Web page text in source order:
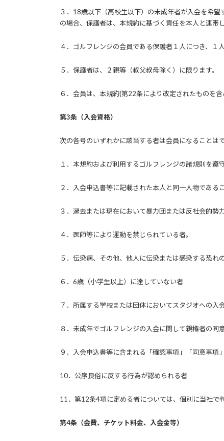
３．18歳以下（高校生以下）の未成年者が入会を希
の場合、保護者は、本規約に基づく責任を本人と連帯
４．ゴルフレンジの会員である保護者１人につき、１
５．保護者は、２親等（叔父叔母除く）に限ります。
６．会員は、本規約(第22条により改定されたものを
第3条（入会資格）
次の各号のいずれかに該当する者は会員になることは
１．本規約および利用するゴルフレンジの諸規則を遵
２．入会申込書等に記載された本人と同一人物である
３．過去または現在において暴力団または反社会的
４．医師等により運動を禁じられている者。
５．伝染病、その他、他人に伝染または感染する恐れ
６．6歳（小学生以上）に達していない者
７．所属する学校または団体においてスタジオへの入
８．未成年でゴルフレンジの入会に関して親権者の同
９．入会申込書等に含まれる「確認事項」「同意事項
10．公序良俗に反する行為が認められる者
11．第12条4項に定める者については、個別に当社で
第4条（会費、チケット料金、入会金等）